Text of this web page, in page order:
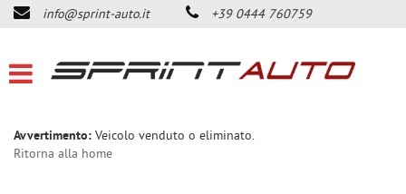
HOME
LISTA VEICOLI
ACQUISTIAMO USATO
info@sprint-auto.it +39 0444 760759
Avvertimento: Veicolo venduto o eliminato.
Ritorna alla home